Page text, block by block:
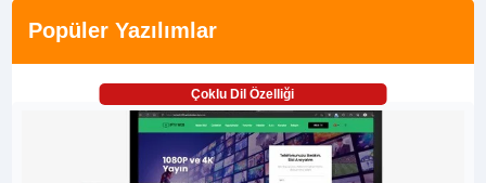
Popüler Yazılımlar
Çoklu Dil Özelliği